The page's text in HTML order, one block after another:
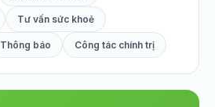
Tư vấn sức khoẻ
Thông báo Công tác chính trị